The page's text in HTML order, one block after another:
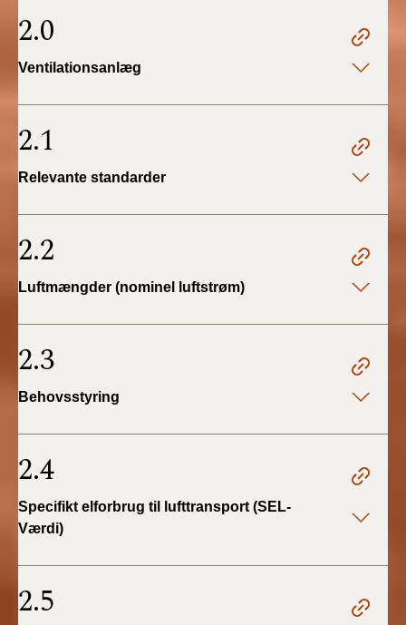
2018)
2010)
2.0
Ventilationsanlæg
2.1
Relevante standarder
2.2
Luftmængder (nominel luftstrøm)
2.3
Behovsstyring
2.4
Specifikt elforbrug til lufttransport (SEL-
Værdi)
2.5